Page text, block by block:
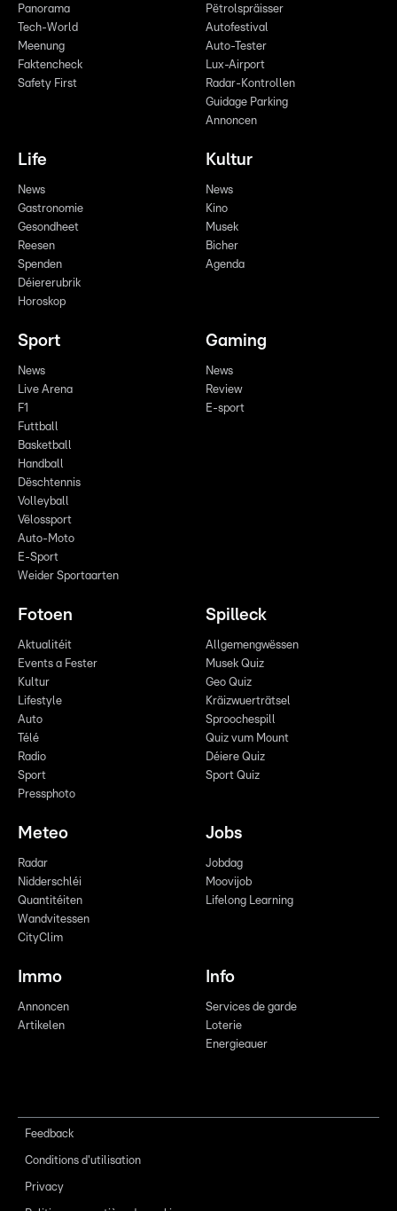
Panorama
Tech-World
Meenung
Faktencheck
Safety First
Pëtrolspräisser
Autofestival
Auto-Tester
Lux-Airport
Radar-Kontrollen
Guidage Parking
Annoncen
Life
News
Gastronomie
Gesondheet
Reesen
Spenden
Déiererubrik
Horoskop
Kultur
News
Kino
Musek
Bicher
Agenda
Sport
News
Live Arena
F1
Futtball
Basketball
Handball
Dëschtennis
Volleyball
Vëlossport
Auto-Moto
E-Sport
Weider Sportaarten
Gaming
News
Review
E-sport
Fotoen
Aktualitéit
Events a Fester
Kultur
Lifestyle
Auto
Télé
Radio
Sport
Pressphoto
Spilleck
Allgemengwëssen
Musek Quiz
Geo Quiz
Kräizwuerträtsel
Sproochespill
Quiz vum Mount
Déiere Quiz
Sport Quiz
Meteo
Radar
Nidderschléi
Quantitéiten
Wandvitessen
CityClim
Jobs
Jobdag
Moovijob
Lifelong Learning
Immo
Annoncen
Artikelen
Info
Services de garde
Loterie
Energieauer
Feedback
Conditions d'utilisation
Privacy